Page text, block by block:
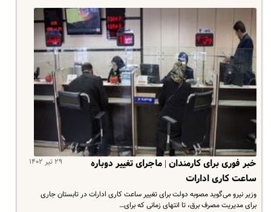
۲۹ تیر ۱۴۰۲
خبر فوری برای کارمندان | ماجرای تغییر دوباره
ساعت کاری ادارات
وزیر نیرو می‌گوید مصوبه دولت برای تغییر ساعت کاری ادارات در تابستان جاری
برای مدیریت مصرف برق، تا انتهای زمانی که برای…